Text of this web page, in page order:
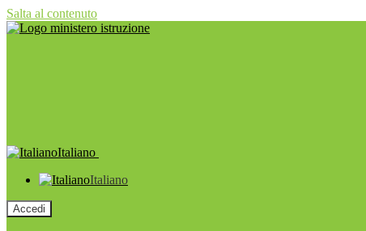
Salta al contenuto
Italiano
Italiano
Accedi